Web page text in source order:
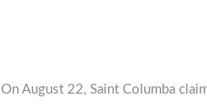
On August 22, Saint Columba